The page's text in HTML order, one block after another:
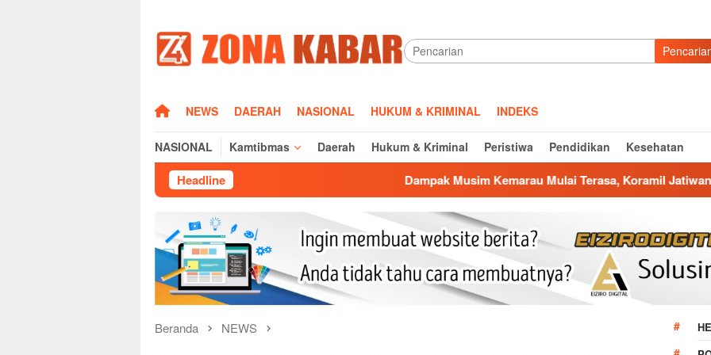
konten
HOMENEWS DAERAH NASIONAL HUKUM & KRIMINAL INDEKS
NASIONAL Kamtibmas Daerah Hukum & Kriminal Peristiwa Pendidikan Kesehatan
Headline Dampak Musim Kemarau Mulai Terasa, Koramil Jatiwangi Salurkan
Beranda NEWS